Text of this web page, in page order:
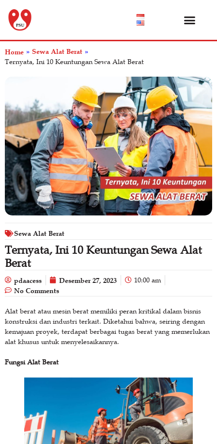
Home » Sewa Alat Berat »
Ternyata, Ini 10 Keuntungan Sewa Alat Berat
Sewa Alat Berat
Ternyata, Ini 10 Keuntungan Sewa Alat
Berat
pdaacess Desember 27, 2023 10:00 am
No Comments
Alat berat atau mesin berat memiliki peran kritikal dalam bisnis
konstruksi dan industri terkait. Diketahui bahwa, seiring dengan
kemajuan proyek, terdapat berbagai tugas berat yang memerlukan
alat khusus untuk menyelesaikannya.
Fungsi Alat Berat